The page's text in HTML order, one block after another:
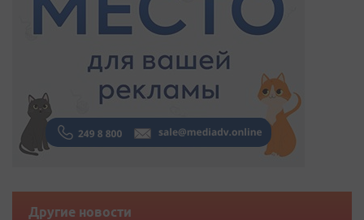
Другие новости